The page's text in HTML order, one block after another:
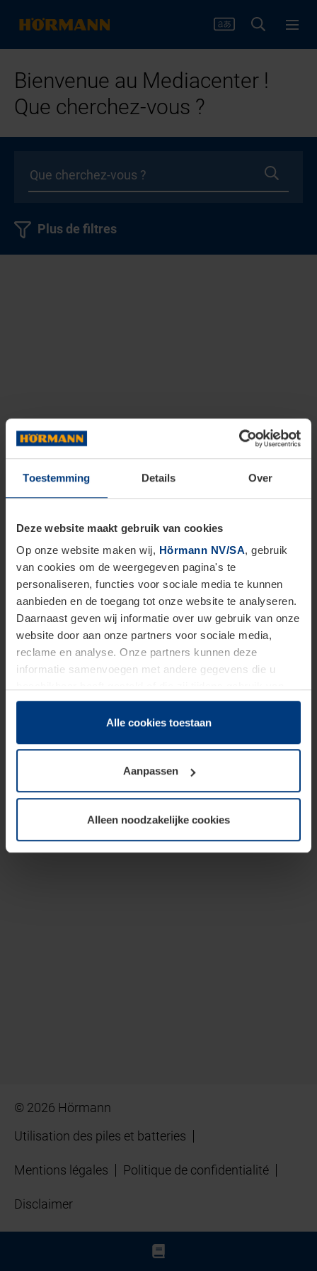
Toestemming Details Over
Deze website maakt gebruik van cookies
Op onze website maken wij, Hörmann NV/SA, gebruik
van cookies om de weergegeven pagina's te
personaliseren, functies voor sociale media te kunnen
aanbieden en de toegang tot onze website te analyseren.
Daarnaast geven wij informatie over uw gebruik van onze
website door aan onze partners voor sociale media,
reclame en analyse. Onze partners kunnen deze
informatie samenvoegen met andere gegevens die u
hun diensten hebben verzameld.
Juridisch hebben wij het recht om cookies op uw
van deze pagina's absoluut vereist is. Voor alle andere
soorten cookies is uw toestemming benodigd. Uw
toestemming kunt u op elk moment bij de uitleg van de
wijzigen of herroepen.
Alle cookies toestaan
Aanpassen
Alleen noodzakelijke cookies
Bienvenue au Mediacenter !
Que cherchez-vous ?
Plus de filtres
© 2026 Hörmann
Utilisation des piles et batteries
Mentions légales Politique de confidentialité
Disclaimer